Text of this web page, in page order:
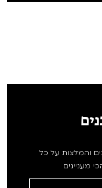
והמלצות על כל
מעניינים